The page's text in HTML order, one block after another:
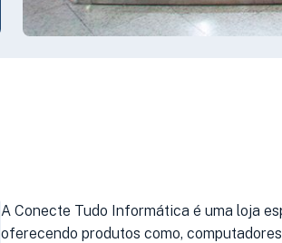
A Conecte Tudo Informática é uma loja
oferecendo produtos como,